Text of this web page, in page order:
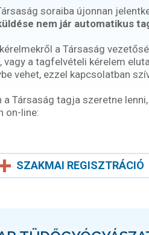
soraiba újonnan
nem jár automatikus
a Társaság
vagy a tagfelvételi kérelem
vehet, ezzel kapcsolatban
a Társaság tagja szeretne
on-line:
SZAKMAI REGISZTRÁCIÓ